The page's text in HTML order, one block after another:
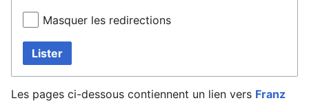
Masquer les redirections
Lister
Les pages ci-dessous contiennent un lien vers Franz